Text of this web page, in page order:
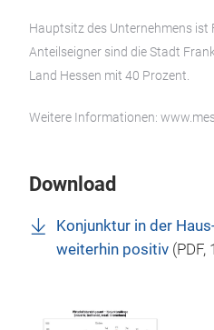
Hauptsitz des Unternehmens ist
Anteilseigner sind die Stadt
Land Hessen mit 40 Prozent.
Weitere Informationen:
Download
Konjunktur in der
weiterhin positiv (PDF,